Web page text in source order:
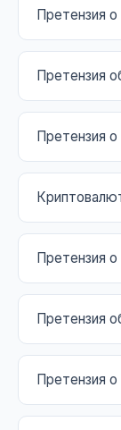
Претензия
Претензия
Претензия
Претензия
Претензия
Претензия